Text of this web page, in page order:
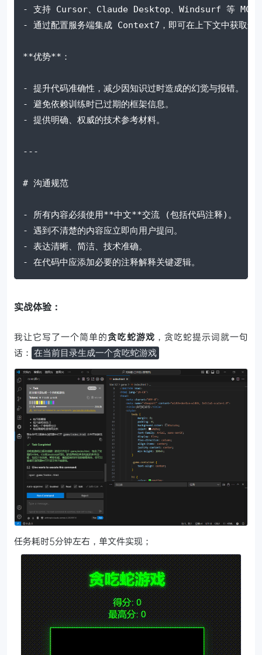
- 支持 Cursor、Claude Desktop、Windsurf 等 MCP
- 通过配置服务端集成 Context7，即可在上下文中获取最
**优势**：
- 提升代码准确性，减少因知识过时造成的幻觉与报错。
- 避免依赖训练时已过期的框架信息。
- 提供明确、权威的技术参考材料。
---
# 沟通规范
- 所有内容必须使用**中文**交流 (包括代码注释)。
- 遇到不清楚的内容应立即向用户提问。
- 表达清晰、简洁、技术准确。
- 在代码中应添加必要的注释解释关键逻辑。
实战体验：
我让它写了一个简单的贪吃蛇游戏 ，贪吃蛇提示词就一句
话： 在当前目录生成一个贪吃蛇游戏
任务耗时5分钟左右，单文件实现；